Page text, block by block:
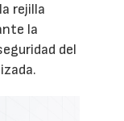
rejilla
la
del